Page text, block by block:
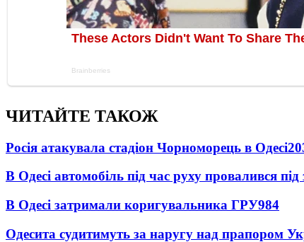
ЧИТАЙТЕ ТАКОЖ
Росія атакувала стадіон Чорноморець в Одесі
В Одесі автомобіль під час руху провалився
В Одесі затримали коригувальника ГРУ984
Одесита судитимуть за наругу над прапором